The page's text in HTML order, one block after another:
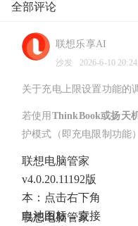
全部评论
联想乐享AI
沙发 2026-6-10
关于充电上限设置功能的
若使用 ThinkBook或扬天
护模式（即充电限制功能
联想电脑管家
v4.0.20.11192版
本：点击右下角
电池图标→直接
联想电脑管家